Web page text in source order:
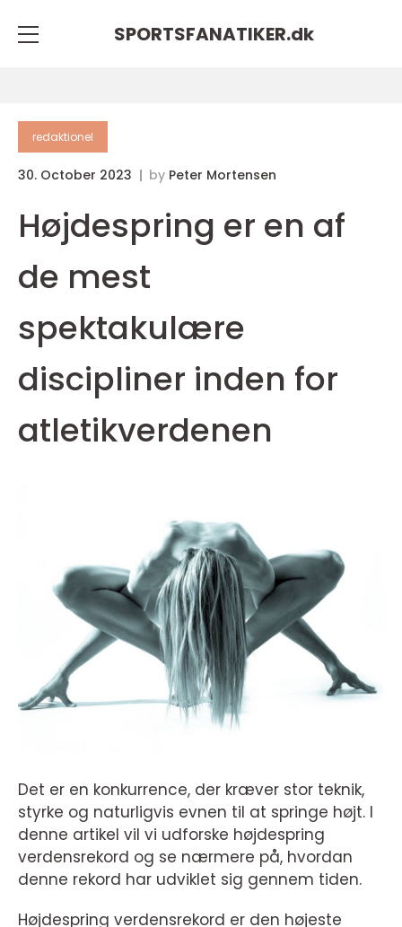
SPORTSFANATIKER.dk
redaktionel
30. October 2023 by Peter Mortensen
Højdespring er en af
de mest
spektakulære
discipliner inden for
atletikverdenen
Det er en konkurrence, der kræver stor teknik,
styrke og naturligvis evnen til at springe højt. I
denne artikel vil vi udforske højdespring
verdensrekord og se nærmere på, hvordan
denne rekord har udviklet sig gennem tiden.
Højdespring verdensrekord er den højeste